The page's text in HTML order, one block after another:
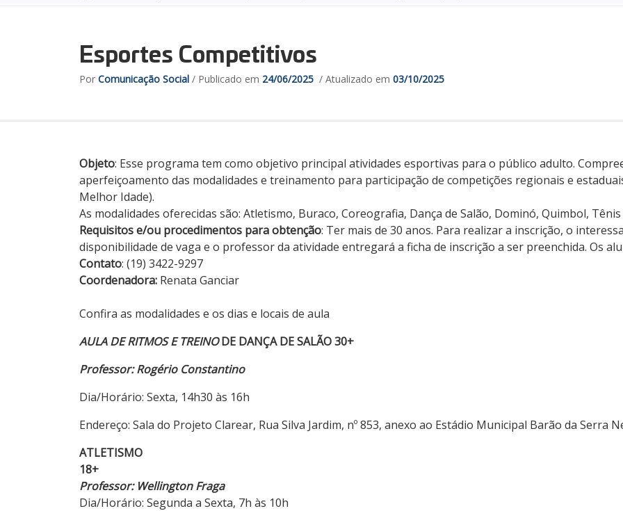
Esportes Competitivos
Por Comunicação Social / Publicado em 24/06/2025 / Atualizado em 03/10/2025
Objeto: Esse programa tem como objetivo principal atividades esportivas para o público adulto.
aperfeiçoamento das modalidades e treinamento para participação de competições regionais e
Melhor Idade).
As modalidades oferecidas são: Atletismo, Buraco, Coreografia, Dança de Salão, Dominó, Quimbol,
Requisitose/ou procedimentos para obtenção: Ter mais de 30 anos. Para realizar a inscrição, o
disponibilidade de vaga e o professor da atividade entregará a ficha de inscrição a ser preenchida. Os
Contato: (19) 3422-9297
Coordenadora: Renata Ganciar
Confira as modalidades e os dias e locais de aula
AULA DE RITMOS E TREINO DE DANÇA DE SALÃO30+
Professor: Rogério Constantino
Dia/Horário: Sexta, 14h30 às 16h
Endereço: Sala do Projeto Clarear, Rua Silva Jardim, nº 853, anexo ao Estádio Municipal Barão da Serra
ATLETISMO
18+
Professor: Wellington Fraga
Dia/Horário: Segunda a Sexta, 7h às 10h